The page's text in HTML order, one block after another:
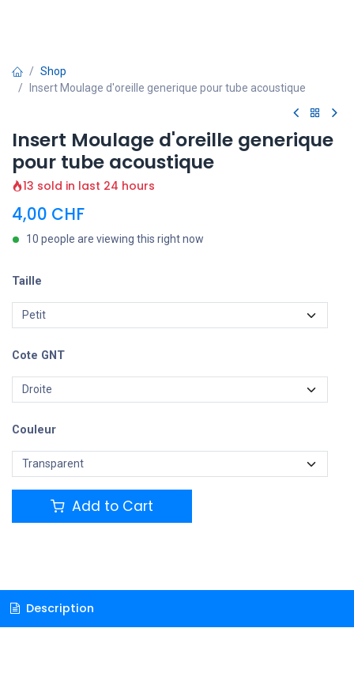
Shop
Insert Moulage d'oreille generique pour tube acoustique
Insert Moulage d'oreille generique
pour tube acoustique
13 sold in last 24 hours
4,00 CHF
10 people are viewing this right now
Taille
Cote GNT
Couleur
Add to Cart
Description